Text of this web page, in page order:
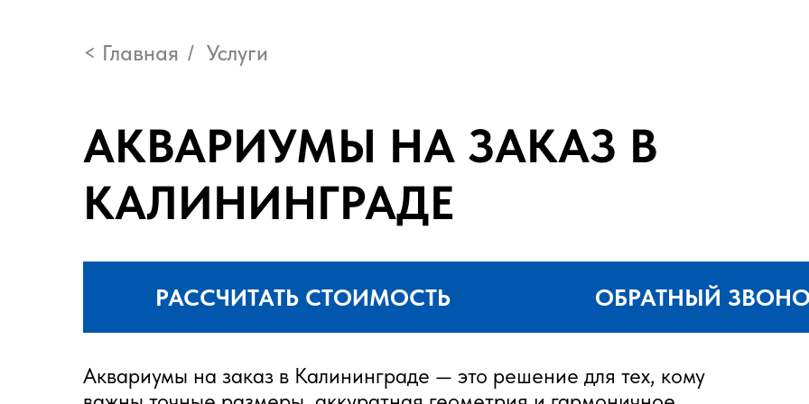
< Главная / Услуги
АКВАРИУМЫ НА ЗАКАЗ В
КАЛИНИНГРАДЕ
РАССЧИТАТЬ СТОИМОСТЬ ОБРАТНЫЙ
Аквариумы на заказ в Калининграде — это решение для тех, кому